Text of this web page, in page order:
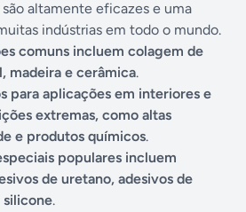
altamente eficazes e uma
indústrias em todo o mundo.
comuns incluem colagem de
madeira e cerâmica.
​​para aplicações em interiores e
extremas, como altas
e produtos químicos.
populares incluem
de uretano, adesivos de
silicone.